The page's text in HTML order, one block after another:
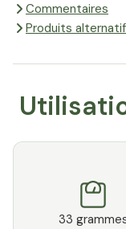
Commentaires
Produits
33